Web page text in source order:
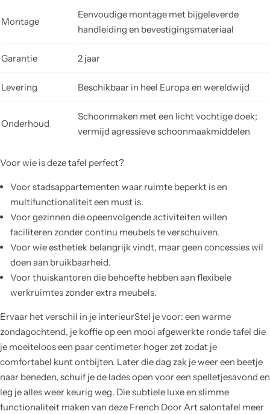
Montage
Eenvoudige montage met bijgeleverde
handleiding en bevestigingsmateriaal
Garantie 2 jaar
Levering Beschikbaar in heel Europa en wereldwijd
Onderhoud
Schoonmaken met een licht vochtige doek;
vermijd agressieve schoonmaakmiddelen
Voor wie is deze tafel perfect?
Voor stadsappartementen waar ruimte beperkt is en
multifunctionaliteit een must is.
Voor gezinnen die opeenvolgende activiteiten willen
faciliteren zonder continu meubels te verschuiven.
Voor wie esthetiek belangrijk vindt, maar geen concessies wil
doen aan bruikbaarheid.
Voor thuiskantoren die behoefte hebben aan flexibele
werkruimtes zonder extra meubels.
Ervaar het verschil in je interieurStel je voor: een warme
zondagochtend, je koffie op een mooi afgewerkte ronde tafel die
je moeiteloos een paar centimeter hoger zet zodat je
comfortabel kunt ontbijten. Later die dag zak je weer een beetje
naar beneden, schuif je de lades open voor een spelletjesavond en
leg je alles weer keurig weg. Die subtiele luxe en slimme
functionaliteit maken van deze French Door Art salontafel meer